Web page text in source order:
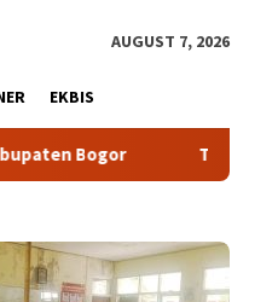
AUGUST 7, 2026
EKBIS
Tour Malasari